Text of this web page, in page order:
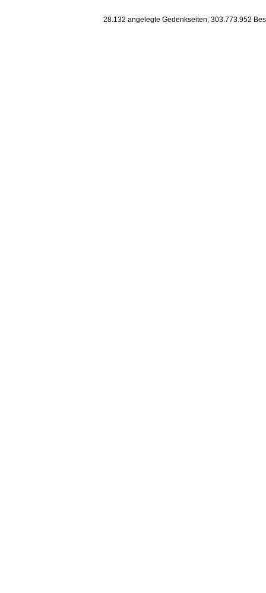
28.132 angelegte Gedenkseiten, 303.773.952